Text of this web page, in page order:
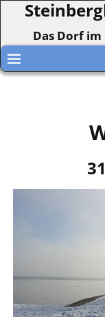
Das Dorf